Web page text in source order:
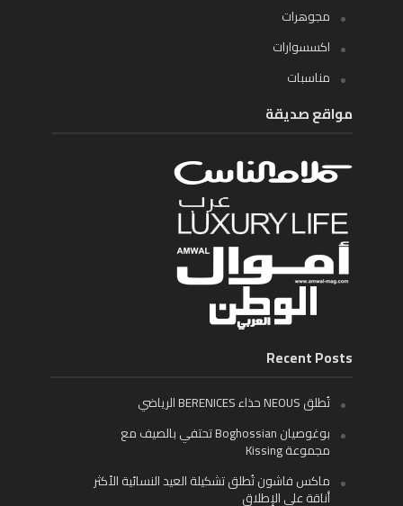
مجوهرات
اكسسوارات
مناسبات
مواقع صديقة
Recent Posts
تُطلق NEOUS حذاء BERENICES الرياضي
بوغوصيان Boghossian تحتفي بالصيف مع
مجموعة Kissing
ماكس فاشون تُطلق تشكيلة العيد النسائية الأكثر
أناقة على الإطلاق